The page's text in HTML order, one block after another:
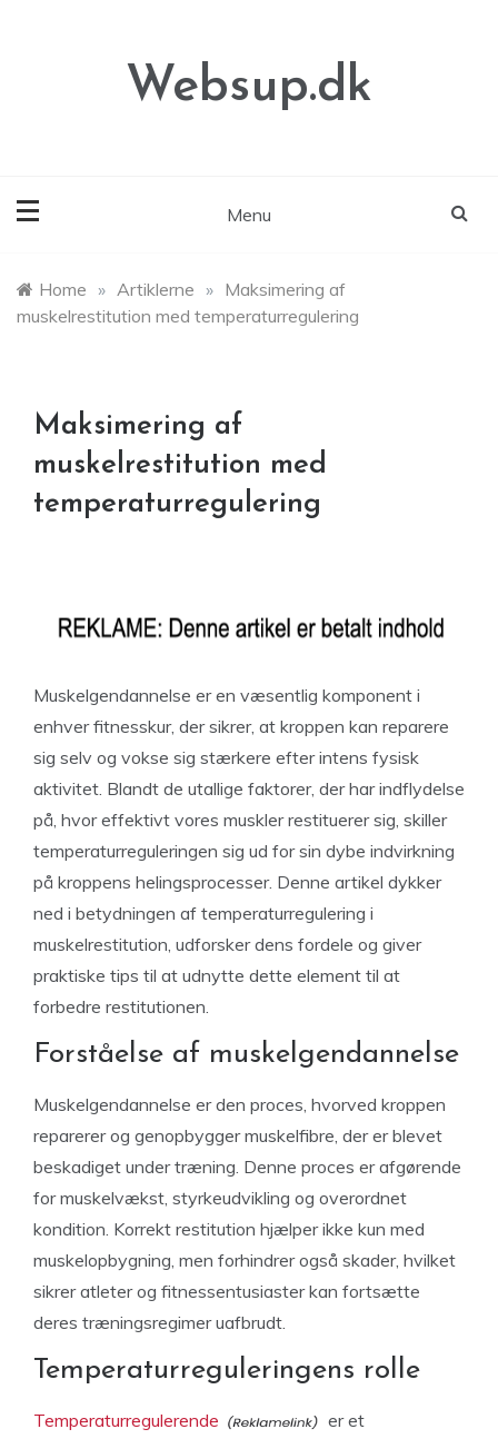
Websup.dk
Menu
Home » Artiklerne » Maksimering af
muskelrestitution med temperaturregulering
Maksimering af
muskelrestitution med
temperaturregulering
Muskelgendannelse er en væsentlig komponent i
enhver fitnesskur, der sikrer, at kroppen kan reparere
sig selv og vokse sig stærkere efter intens fysisk
aktivitet. Blandt de utallige faktorer, der har indflydelse
på, hvor effektivt vores muskler restituerer sig, skiller
temperaturreguleringen sig ud for sin dybe indvirkning
på kroppens helingsprocesser. Denne artikel dykker
ned i betydningen af ​​temperaturregulering i
muskelrestitution, udforsker dens fordele og giver
praktiske tips til at udnytte dette element til at
forbedre restitutionen.
Forståelse af muskelgendannelse
Muskelgendannelse er den proces, hvorved kroppen
reparerer og genopbygger muskelfibre, der er blevet
beskadiget under træning. Denne proces er afgørende
for muskelvækst, styrkeudvikling og overordnet
kondition. Korrekt restitution hjælper ikke kun med
muskelopbygning, men forhindrer også skader, hvilket
sikrer atleter og fitnessentusiaster kan fortsætte
deres træningsregimer uafbrudt.
Temperaturreguleringens rolle
Temperaturregulerende
er et